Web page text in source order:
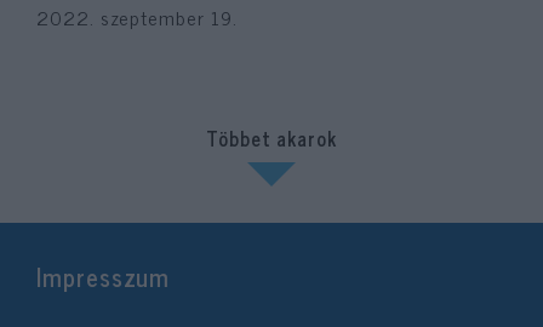
2022. szeptember 19.
Többet akarok
Impresszum